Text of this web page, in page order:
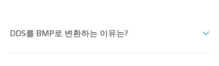
DDS를 BMP로 변환하는 이유는?